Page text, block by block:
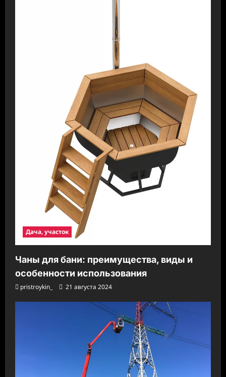
Дача, участок
Чаны для бани: преимущества, виды и
особенности использования
pristroykin_ 21 августа 2024